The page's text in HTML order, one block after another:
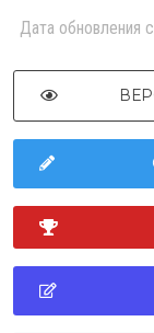
Дата обновления